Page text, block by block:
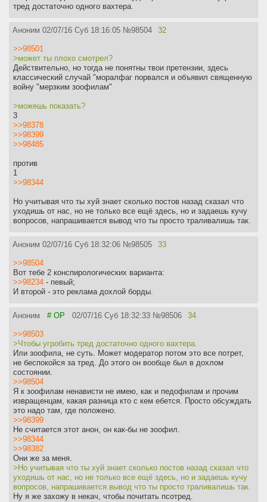
тред достаточно одного вахтера.
Аноним 02/07/16 Суб 18:16:05 №98504 32
>>98501
>может ты плохо смотрел?
Действительно, но тогда не понятны твои претензии, здесь
классический случай "моралфаг порвался и объявил священную
войну "мерзким зоофилам"
>можешь показать?
3
>>98378
>>98399
>>98485
против
1
>>98344
Но учитывая что ты хуй знает сколько постов назад сказал что
уходишь от нас, но не только все ещё здесь, но и задаешь кучу
вопросов, напрашивается вывод что ты просто траливалишь так.
Аноним 02/07/16 Суб 18:32:06 №98505 33
>>98504
Вот тебе 2 конспирологических варианта:
>>98234 - певый;
И второй - это реклама дохлой борды.
Аноним # OP 02/07/16 Суб 18:32:33 №98506 34
>>98503
>Чтобы угробить тред достаточно одного вахтера.
Или зоофила, не суть. Может модератор потом это все потрет,
не беспокойся за тред. До этого он вообще был в дохлом
состоянии.
>>98504
Я к зоофилам ненависти не имею, как и педофилам и прочим
извращенцам, какая разница кто с кем ебется. Просто обсуждать
это надо там, где положено.
>>98399
Не считается этот анон, он как-бы не зоофил.
>>98344
>>98382
Они же за меня.
>Но учитывая что ты хуй знает сколько постов назад сказал что
уходишь от нас, но не только все ещё здесь, но и задаешь кучу
вопросов, напрашивается вывод что ты просто траливалишь так.
Ну я же захожу в некач, чтобы почитать псотред.